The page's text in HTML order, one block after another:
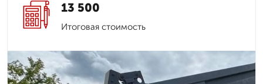
13 500
Итоговая стоимость